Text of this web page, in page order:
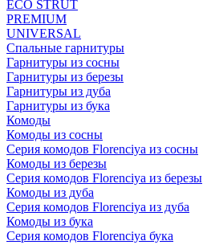
ECO STRUT
PREMIUM
UNIVERSAL
Спальные гарнитуры
Гарнитуры из сосны
Гарнитуры из березы
Гарнитуры из дуба
Гарнитуры из бука
Комоды
Комоды из сосны
Серия комодов Florenciya из сосны
Комоды из березы
Серия комодов Florenciya из березы
Комоды из дуба
Серия комодов Florenciya из дуба
Комоды из бука
Серия комодов Florenciya бука